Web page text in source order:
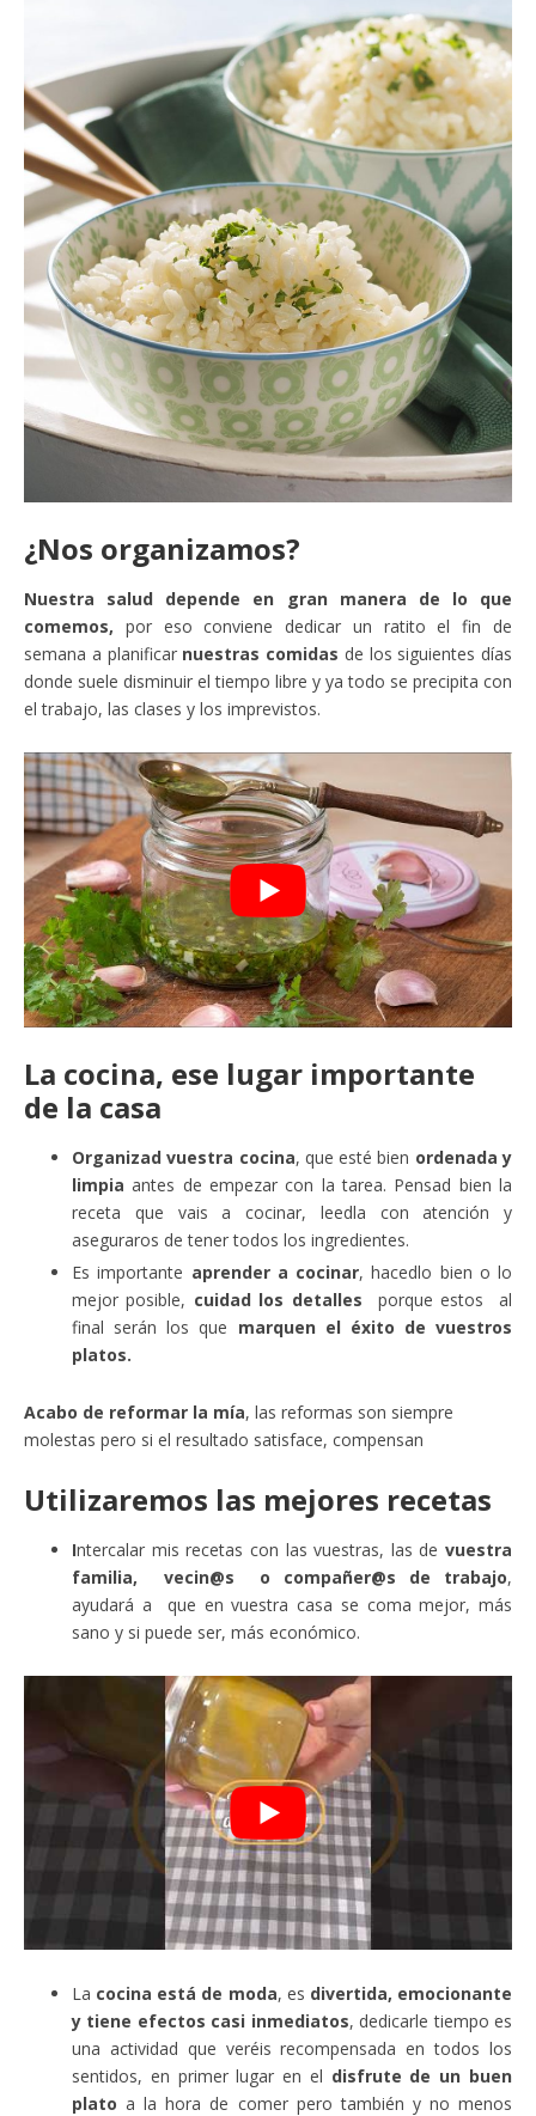
¿Nos organizamos?
Nuestra salud depende en gran manera de lo que
comemos, por eso conviene dedicar un ratito el fin de
semana a planificarnuestras comidas de los siguientes días
donde suele disminuir el tiempo libre y ya todo se precipita con
el trabajo, las clases y los imprevistos.
La cocina, ese lugar importante
de la casa
Organizad vuestra cocina, que esté bien ordenada y
limpia antes de empezar con la tarea. Pensad bien la
receta que vais a cocinar, leedla con atención y
aseguraros de tener todos los ingredientes.
Es importante aprender a cocinar, hacedlo bien o lo
mejor posible, cuidad los detalles porque estos al
final serán los que marquen el éxito de vuestros
platos.
Acabo de reformar la mía, las reformas son siempre
molestas pero si el resultado satisface, compensan
Utilizaremos las mejores recetas
Intercalar mis recetas con las vuestras, las de vuestra
familia, vecin@s o compañer@s de trabajo,
ayudará a que en vuestra casa se coma mejor, más
sano y si puede ser, más económico.
La cocina está de moda, es divertida, emocionante
y tiene efectos casi inmediatos, dedicarle tiempo es
una actividad que veréis recompensada en todos los
sentidos, en primer lugar en el disfrute de un buen
plato a la hora de comer pero también y no menos